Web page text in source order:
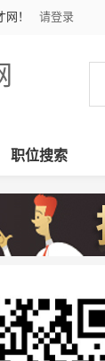
！ 请登录
职位搜索